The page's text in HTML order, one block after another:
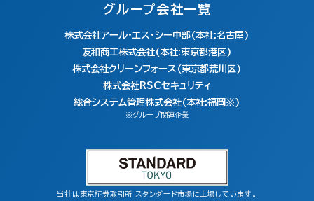
グループ会社一覧
株式会社アール・エス・シー中部(本社:名古屋)
友和商工株式会社(本社:東京都港区)
株式会社クリーンフォース(東京都荒川区)
株式会社RSCセキュリティ
総合システム管理株式会社(本社:福岡※)
※グループ関連企業
当社は東京証券取引所 スタンダード市場に上場しています。